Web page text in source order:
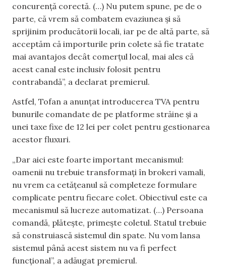
concurență corectă. (…) Nu putem spune, pe de o
parte, că vrem să combatem evaziunea și să
sprijinim producătorii locali, iar pe de altă parte, să
acceptăm că importurile prin colete să fie tratate
mai avantajos decât comerțul local, mai ales că
acest canal este inclusiv folosit pentru
contrabandă”, a declarat premierul.
Astfel, Tofan a anunțat introducerea TVA pentru
bunurile comandate de pe platforme străine și a
unei taxe fixe de 12 lei per colet pentru gestionarea
acestor fluxuri.
„Dar aici este foarte important mecanismul:
oamenii nu trebuie transformați în brokeri vamali,
nu vrem ca cetățeanul să completeze formulare
complicate pentru fiecare colet. Obiectivul este ca
mecanismul să lucreze automatizat. (…) Persoana
comandă, plătește, primește coletul. Statul trebuie
să construiască sistemul din spate. Nu vom lansa
sistemul până acest sistem nu va fi perfect
funcțional”, a adăugat premierul.